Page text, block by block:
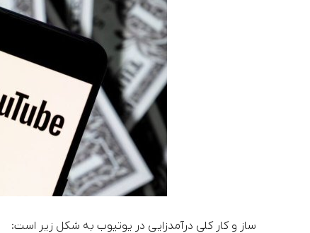
ساز و کار کلی درآمدزایی در یوتیوب به شکل زیر است: